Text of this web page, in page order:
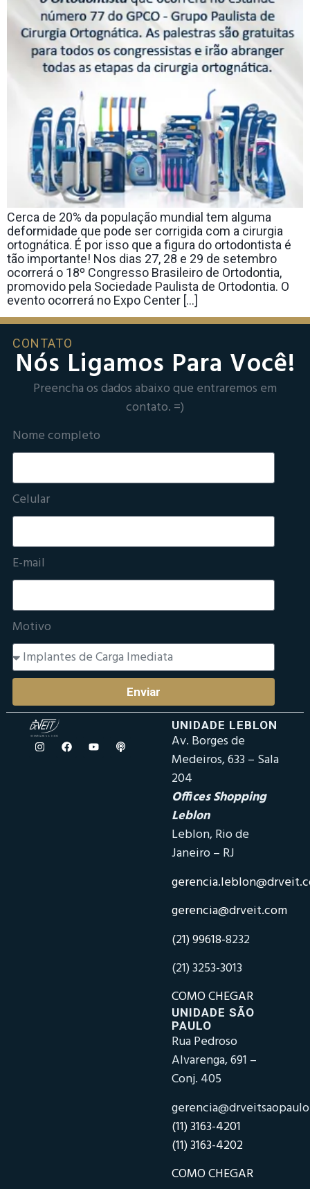
Cerca de 20% da população mundial tem alguma
deformidade que pode ser corrigida com a cirurgia
ortognática. É por isso que a figura do ortodontista é
tão importante! Nos dias 27, 28 e 29 de setembro
ocorrerá o 18º Congresso Brasileiro de Ortodontia,
promovido pela Sociedade Paulista de Ortodontia. O
evento ocorrerá no Expo Center […]
CONTATO
Nós Ligamos Para Você!
Preencha os dados abaixo que entraremos em
contato. =)
Nome completo
Celular
E-mail
Motivo
Enviar
UNIDADE LEBLON
Av. Borges de
Medeiros, 633 – Sala
204
Offices Shopping
Leblon
Leblon, Rio de
Janeiro – RJ
gerencia@drveit.com
(21) 99618-8232
(21) 3253-3013
COMO CHEGAR
UNIDADE SÃO
PAULO
Rua Pedroso
Alvarenga, 691 –
Conj. 405
(11) 3163-4201
(11) 3163-4202
COMO CHEGAR